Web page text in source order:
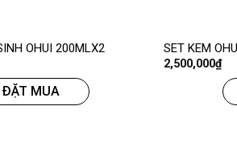
OHUI 200MLX2
ĐẶT MUA
SET KEM
2,500,000₫